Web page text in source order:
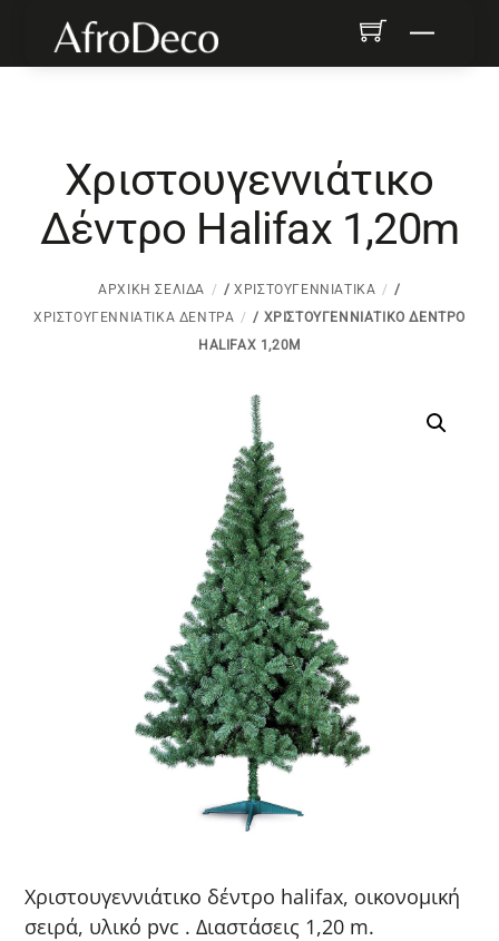
content
Menu
Χριστουγεννιάτικο
Δέντρο Halifax 1,20m
ΑΡΧΙΚΉ ΣΕΛΊΔΑ /ΧΡΙΣΤΟΥΓΕΝΝΙΆΤΙΚΑ
/
ΧΡΙΣΤΟΥΓΕΝΝΙΆΤΙΚΑ ΔΈΝΤΡΑ
/ ΧΡΙΣΤΟΥΓΕΝΝΙΆΤΙΚΟ ΔΈΝΤΡΟ
HALIFAX 1,20M
Χριστουγεννιάτικο δέντρο halifax, οικονομική
σειρά, υλικό pvc . Διαστάσεις 1,20 m.